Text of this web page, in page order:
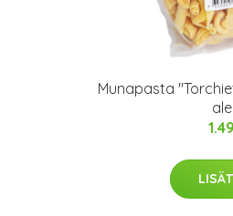
Munapasta